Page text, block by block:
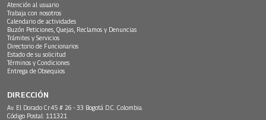
Atención al usuario
Trabaja con nosotros
Calendario de actividades
Buzón Peticiones, Quejas, Reclamos y Denuncias
Trámites y Servicios
Directorio de Funcionarios
Estado de su solicitud
Términos y Condiciones
Entrega de Obsequios
DIRECCIÓN
Av. El Dorado Cr.45 # 26 - 33 Bogotá D.C. Colombia.
Código Postal: 111321